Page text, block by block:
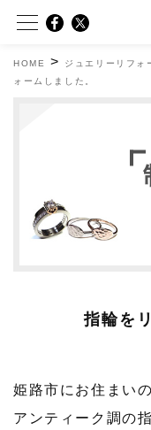
HOME > ジュエリーリフ
ォームしました。
指輪を
姫路市にお住まい
アンティーク調の